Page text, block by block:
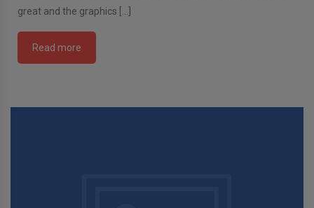
great and the graphics […]
Read more